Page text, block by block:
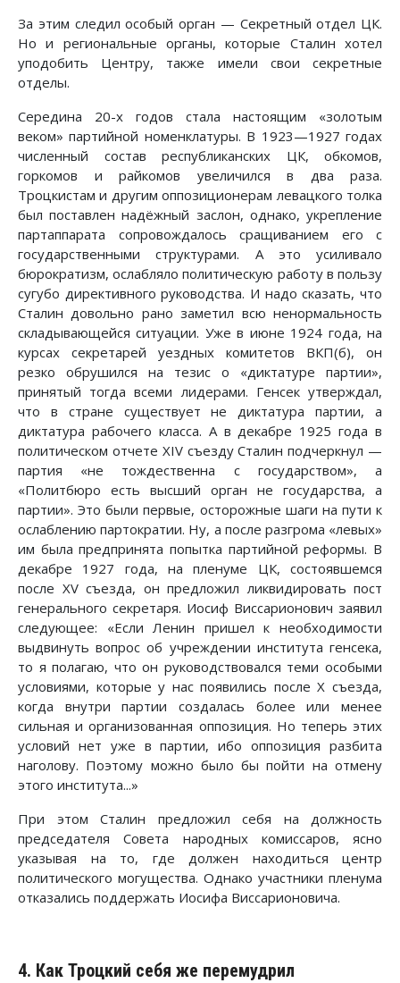
За этим следил особый орган — Секретный отдел ЦК.
Но и региональные органы, которые Сталин хотел
уподобить Центру, также имели свои секретные
отделы.
Середина 20-х годов стала настоящим «золотым
веком» партийной номенклатуры. В 1923—1927 годах
численный состав республиканских ЦК, обкомов,
горкомов и райкомов увеличился в два раза.
Троцкистам и другим оппозиционерам левацкого толка
был поставлен надёжный заслон, однако, укрепление
партаппарата сопровождалось сращиванием его с
государственными структурами. А это усиливало
бюрократизм, ослабляло политическую работу в пользу
сугубо директивного руководства. И надо сказать, что
Сталин довольно рано заметил всю ненормальность
складывающейся ситуации. Уже в июне 1924 года, на
курсах секретарей уездных комитетов ВКП(б), он
резко обрушился на тезис о «диктатуре партии»,
принятый тогда всеми лидерами. Генсек утверждал,
что в стране существует не диктатура партии, а
диктатура рабочего класса. А в декабре 1925 года в
политическом отчете XIV съезду Сталин подчеркнул —
партия «не тождественна с государством», а
«Политбюро есть высший орган не государства, а
партии». Это были первые, осторожные шаги на пути к
ослаблению партократии. Ну, а после разгрома «левых»
им была предпринята попытка партийной реформы. В
декабре 1927 года, на пленуме ЦК, состоявшемся
после XV съезда, он предложил ликвидировать пост
генерального секретаря. Иосиф Виссарионович заявил
следующее: «Если Ленин пришел к необходимости
выдвинуть вопрос об учреждении института генсека,
то я полагаю, что он руководствовался теми особыми
условиями, которые у нас появились после X съезда,
когда внутри партии создалась более или менее
сильная и организованная оппозиция. Но теперь этих
условий нет уже в партии, ибо оппозиция разбита
наголову. Поэтому можно было бы пойти на отмену
этого института...»
При этом Сталин предложил себя на должность
председателя Совета народных комиссаров, ясно
указывая на то, где должен находиться центр
политического могущества. Однако участники пленума
отказались поддержать Иосифа Виссарионовича.
4. Как Троцкий себя же перемудрил